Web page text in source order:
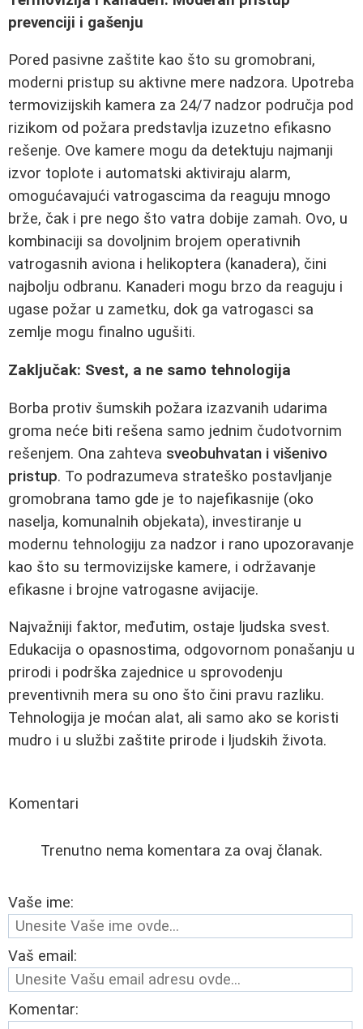
prevenciji i gašenju
Pored pasivne zaštite kao što su gromobrani,
moderni pristup su aktivne mere nadzora. Upotreba
termovizijskih kamera za 24/7 nadzor područja pod
rizikom od požara predstavlja izuzetno efikasno
rešenje. Ove kamere mogu da detektuju najmanji
izvor toplote i automatski aktiviraju alarm,
omogućavajući vatrogascima da reaguju mnogo
brže, čak i pre nego što vatra dobije zamah. Ovo, u
kombinaciji sa dovoljnim brojem operativnih
vatrogasnih aviona i helikoptera (kanadera), čini
najbolju odbranu. Kanaderi mogu brzo da reaguju i
ugase požar u zametku, dok ga vatrogasci sa
zemlje mogu finalno ugušiti.
Zaključak: Svest, a ne samo tehnologija
Borba protiv šumskih požara izazvanih udarima
groma neće biti rešena samo jednim čudotvornim
rešenjem. Ona zahteva sveobuhvatan i višenivo
pristup. To podrazumeva strateško postavljanje
gromobrana tamo gde je to najefikasnije (oko
naselja, komunalnih objekata), investiranje u
modernu tehnologiju za nadzor i rano upozoravanje
kao što su termovizijske kamere, i održavanje
efikasne i brojne vatrogasne avijacije.
Najvažniji faktor, međutim, ostaje ljudska svest.
Edukacija o opasnostima, odgovornom ponašanju u
prirodi i podrška zajednice u sprovodenju
preventivnih mera su ono što čini pravu razliku.
Tehnologija je moćan alat, ali samo ako se koristi
mudro i u službi zaštite prirode i ljudskih života.
Komentari
Trenutno nema komentara za ovaj članak.
Vaše ime:
Vaš email:
Komentar: